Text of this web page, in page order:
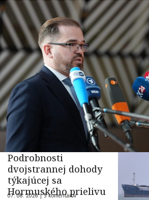
Podrobnosti
dvojstrannej dohody
týkajúcej sa
Hormuského prielivu
07. 08. 2026 |5 komentárov